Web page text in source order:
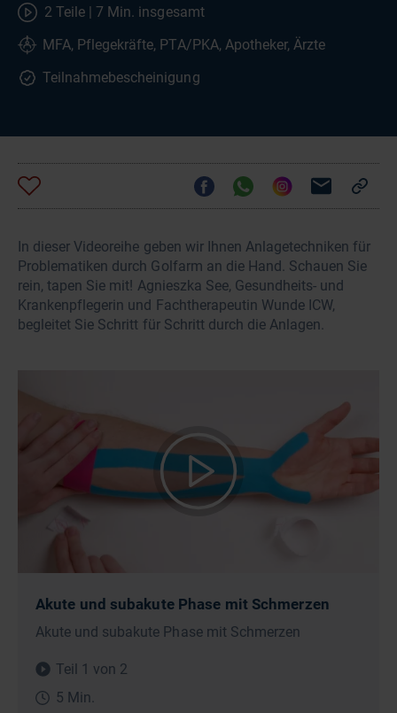
2 Teile | 7 Min. insgesamt
MFA, Pflegekräfte, PTA/PKA, Apotheker, Ärzte
Teilnahmebescheinigung
In dieser Videoreihe geben wir Ihnen Anlagetechniken für
Problematiken durch Golfarm an die Hand. Schauen Sie
rein, tapen Sie mit! Agnieszka See, Gesundheits- und
Krankenpflegerin und Fachtherapeutin Wunde ICW,
begleitet Sie Schritt für Schritt durch die Anlagen.
Akute und subakute Phase mit Schmerzen
Akute und subakute Phase mit Schmerzen
Teil 1 von 2
5 Min.